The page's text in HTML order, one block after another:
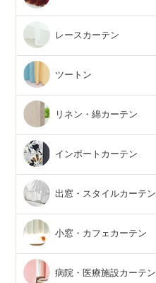
レースカーテン
ツートン
リネン・綿カーテン
インポートカーテン
出窓・スタイルカーテン
小窓・カフェカーテン
病院・医療施設カーテン